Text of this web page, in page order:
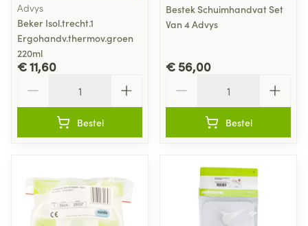
Advys
Beker Isol.trecht.1
Ergohandv.thermov.groen
220ml
€ 11,60
Bestel
Bestek Schuimhandvat Set
Van 4 Advys
€ 56,00
Bestel